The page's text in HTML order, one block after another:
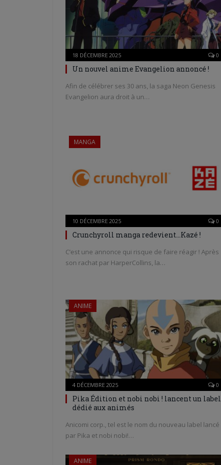
18 DÉCEMBRE 2025 0
Un nouvel anime Evangelion annoncé !
Afin de célébrer ses 30 ans, la saga Neon Genesis
Evangelion aura droit à un…
MANGA
10 DÉCEMBRE 2025 0
Crunchyroll manga redevient…Kazé !
C’est une annonce qui risque de faire réagir ! Après
son rachat par HarperCollins, la…
ANIME
4 DÉCEMBRE 2025 0
Pika Édition et nobi nobi ! lancent un label
dédié aux animés
Anicomi corp., tel est le nom du nouveau label lancé
par Pika et nobi nobi!…
ANIME